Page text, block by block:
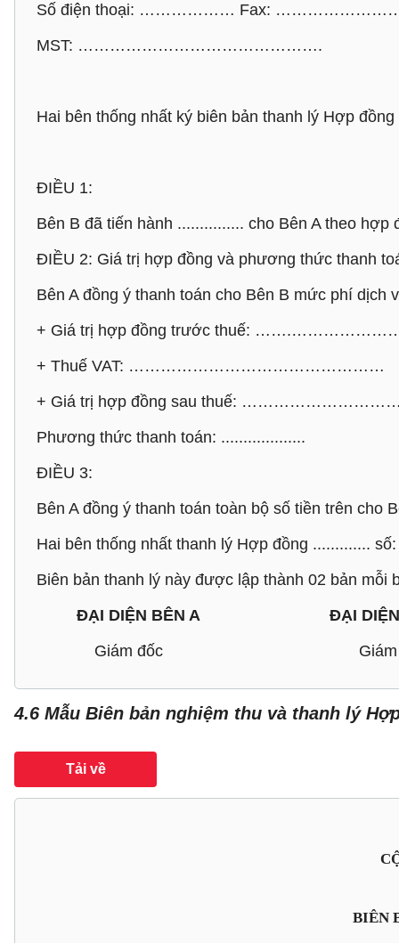
Số điện thoại: ……………… Fax:
MST: ……………………………………….
Hai bên thống nhất ký biên bản thanh lý Hợp
ĐIỀU 1:
Bên B đã tiến hành ............... cho Bên A theo
ĐIỀU 2: Giá trị hợp đồng và phương thức thanh
Bên A đồng ý thanh toán cho Bên B mức phí dịch
+ Giá trị hợp đồng trước thuế:
+ Thuế VAT: …………………………………………
+ Giá trị hợp đồng sau thuế:
Phương thức thanh toán: ...................
ĐIỀU 3:
Bên A đồng ý thanh toán toàn bộ số tiền trên cho
Hai bên thống nhất thanh lý Hợp đồng .............
Biên bản thanh lý này được lập thành 02 bản
ĐẠI DIỆN BÊN A ĐẠI DIỆN
Giám đốc Giám
4.6 Mẫu Biên bản nghiệm thu và thanh lý
Tải về
BIÊN